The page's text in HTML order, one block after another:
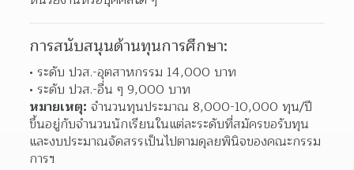
การสนับสนุนด้านทุนการศึกษา:
ระดับ ปวส.-อุตสาหกรรม 14,000 บาท
ระดับ ปวส.-อื่น ๆ 9,000 บาท
หมายเหตุ: จำนวนทุนประมาณ 8,000-10,000 ทุน/ปี
ขึ้นอยู่กับจำนวนนักเรียนในแต่ละระดับที่สมัครขอรับทุน
และงบประมาณจัดสรรเป็นไปตามดุลยพินิจของคณะกรรม
การฯ